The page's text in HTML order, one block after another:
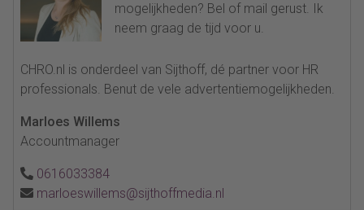
mogelijkheden? Bel of mail gerust. Ik
neem graag de tijd voor u.
CHRO.nl is onderdeel van Sijthoff, dé partner voor HR
professionals. Benut de vele advertentiemogelijkheden.
Marloes Willems
Accountmanager
0616033384
marloeswillems@sijthoffmedia.nl